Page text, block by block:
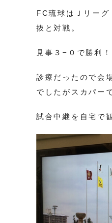
FC琉球はＪリーグ
抜と対戦。
見事３−０で勝利！
診療だったので会
でしたがスカパー
試合中継を自宅で